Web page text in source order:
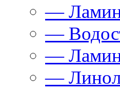
—
—
—
—